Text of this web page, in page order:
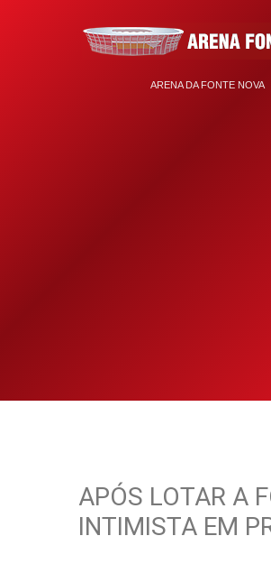
ARENA DA FONTE NOVA
APÓS LOTAR A
INTIMISTA EM